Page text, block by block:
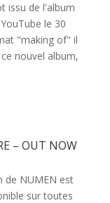
issu de l'album
le 30
"making of" il
nouvel album,
– OUT NOW
de NUMEN est
sur toutes